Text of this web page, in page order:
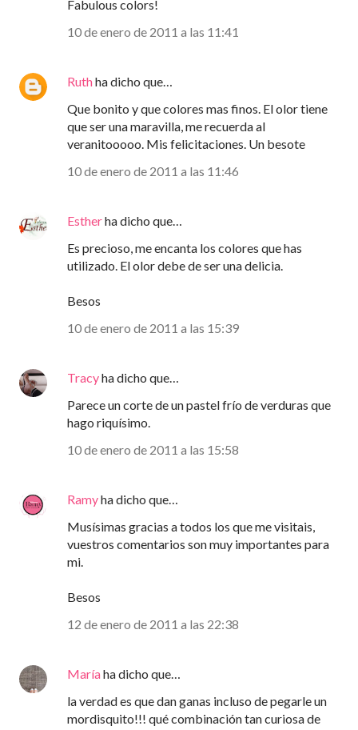
Fabulous colors!
10 de enero de 2011 a las 11:41
Ruthha dicho que…
Que bonito y que colores mas finos. El olor tiene
que ser una maravilla, me recuerda al
veranitooooo. Mis felicitaciones. Un besote
10 de enero de 2011 a las 11:46
Estherha dicho que…
Es precioso, me encanta los colores que has
utilizado. El olor debe de ser una delicia.
Besos
10 de enero de 2011 a las 15:39
Tracyha dicho que…
Parece un corte de un pastel frío de verduras que
hago riquísimo.
10 de enero de 2011 a las 15:58
Ramyha dicho que…
Musísimas gracias a todos los que me visitais,
vuestros comentarios son muy importantes para
mi.
Besos
12 de enero de 2011 a las 22:38
Maríaha dicho que…
la verdad es que dan ganas incluso de pegarle un
mordisquito!!! qué combinación tan curiosa de